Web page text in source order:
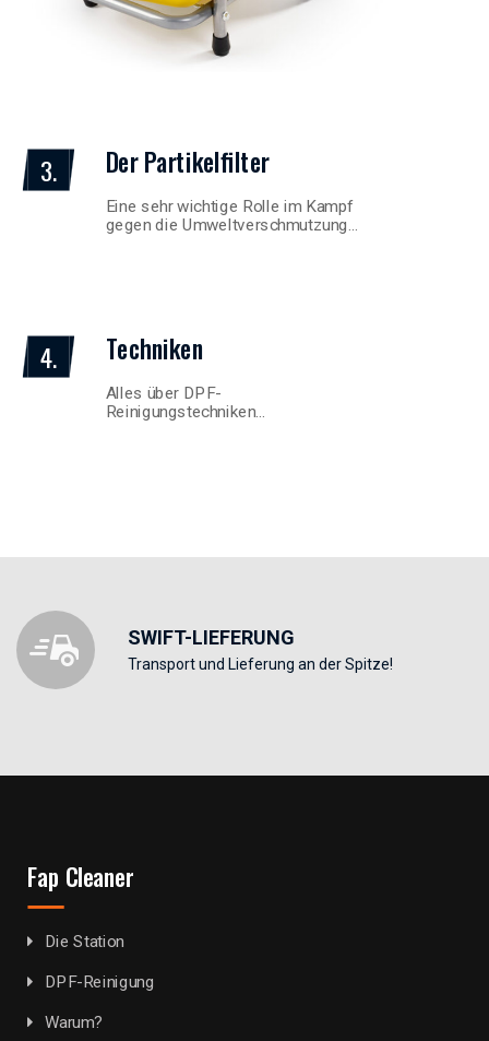
3. Der Partikelfilter
Eine sehr wichtige Rolle im Kampf
gegen die Umweltverschmutzung…
4. Techniken
Alles über DPF-
Reinigungstechniken…
SWIFT-LIEFERUNG
Transport und Lieferung an der Spitze!
Fap Cleaner
Die Station
DPF-Reinigung
Warum?